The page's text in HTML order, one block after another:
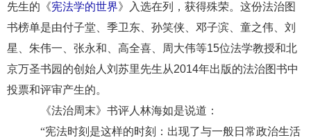
先生的《宪法学的世界》入选在列，获得殊荣。这份法治图
书榜单是由付子堂、季卫东、孙笑侠、邓子滨、童之伟、刘
星、朱伟一、张永和、高全喜、周大伟等15位法学教授和北
京万圣书园的创始人刘苏里先生从2014年出版的法治图书中
投票和评审产生的。
《法治周末》书评人林海如是说道：
“宪法时刻是这样的时刻：出现了与一般日常政治生活